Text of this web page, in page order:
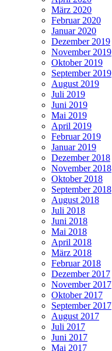
März 2020
Februar 2020
Januar 2020
Dezember 2019
November 2019
Oktober 2019
September 2019
August 2019
Juli 2019
Juni 2019
Mai 2019
April 2019
Februar 2019
Januar 2019
Dezember 2018
November 2018
Oktober 2018
September 2018
August 2018
Juli 2018
Juni 2018
Mai 2018
April 2018
März 2018
Februar 2018
Dezember 2017
November 2017
Oktober 2017
September 2017
August 2017
Juli 2017
Juni 2017
Mai 2017